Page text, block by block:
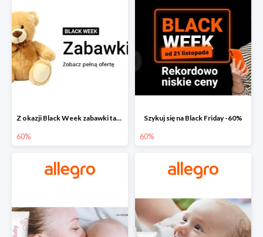
Z okazji Black Week zabawki taniej na allegro.pl
60%
Szykuj się na Black Friday -60%
60%